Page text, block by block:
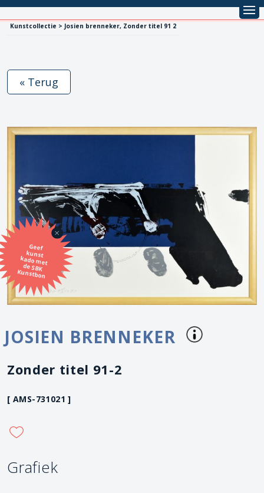
Kunstcollectie > Josien brenneker, Zonder titel 91 2
Geef
kunst
kado met
de SBK
Kunstbon
« Terug
JOSIEN BRENNEKER
Zonder titel 91-2
[ AMS-731021 ]
Grafiek